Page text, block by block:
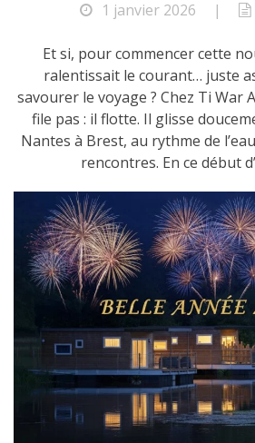
1 janvier 2026 |
Et si, pour commencer cette
ralentissait le courant… juste
savourer le voyage ? Chez Ti War
file pas : il flotte. Il glisse
Nantes à Brest, au rythme de
rencontres. En ce début